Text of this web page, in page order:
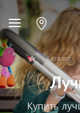
Каталог
Купить